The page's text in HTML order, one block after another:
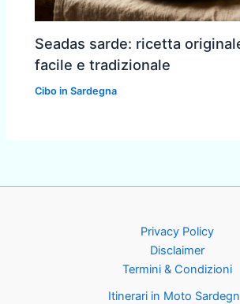
Seadas sarde: ricetta
facile e tradizionale
Cibo in Sardegna
Privacy Policy
Disclaimer
Termini & Condizioni
Itinerari in Moto